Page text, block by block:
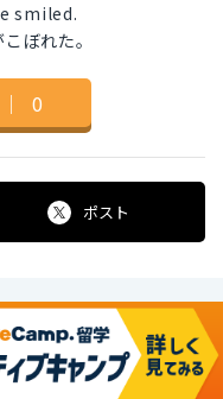
smiled.
ぼれた。
｜ 0
ポスト